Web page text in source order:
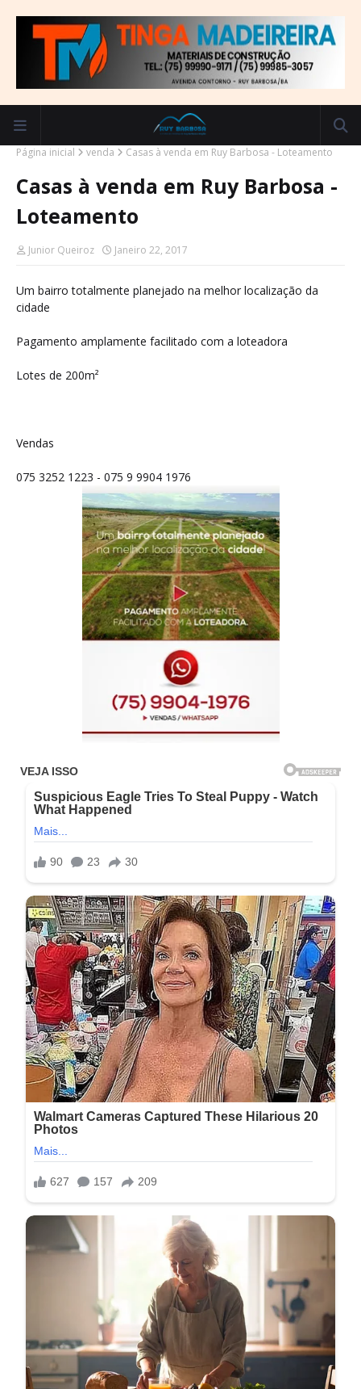
Página inicial venda Casas à venda em Ruy Barbosa - Loteamento
Casas à venda em Ruy Barbosa -
Loteamento
Junior Queiroz Janeiro 22, 2017
Um bairro totalmente planejado na melhor localização da
cidade
Pagamento amplamente facilitado com a loteadora
Lotes de 200m²
Vendas
075 3252 1223 - 075 9 9904 1976